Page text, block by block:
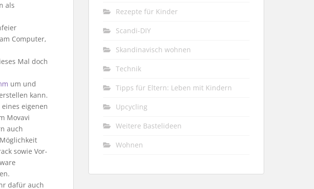
als
Computer,
Mal doch
um und
kann.
eigenen
Movavi
auch
sowie Vor-
dafür auch
Rezepte für Kinder
Scandi-DIY
Skandinavisch wohnen
Technik
Tipps für Eltern: Leben mit Kindern
Upcycling
Weitere Bastelideen
Wohnen